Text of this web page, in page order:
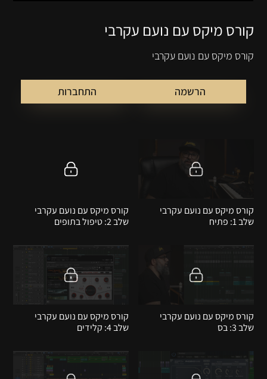
קורס מיקס עם נועם עקרבי
קורס מיקס עם נועם עקרבי
הרשמה התחברות
קורס מיקס עם נועם עקרבי
שלב 1: פתיח
קורס מיקס עם נועם עקרבי
שלב 2: טיפול בתופים
קורס מיקס עם נועם עקרבי
שלב 3: בס
קורס מיקס עם נועם עקרבי
שלב 4: קלידים